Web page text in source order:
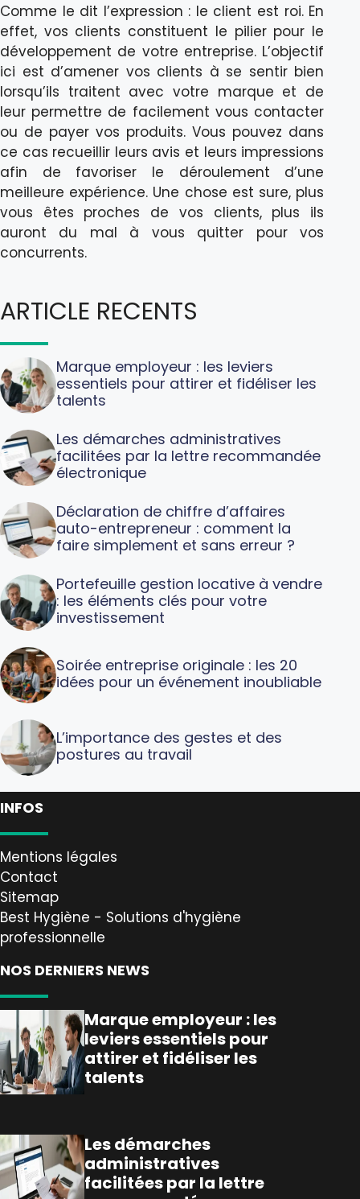
Comme le dit l’expression : le client est roi. En
effet, vos clients constituent le pilier pour le
développement de votre entreprise. L’objectif
ici est d’amener vos clients à se sentir bien
lorsqu’ils traitent avec votre marque et de
leur permettre de facilement vous contacter
ou de payer vos produits. Vous pouvez dans
ce cas recueillir leurs avis et leurs impressions
afin de favoriser le déroulement d’une
meilleure expérience. Une chose est sure, plus
vous êtes proches de vos clients, plus ils
auront du mal à vous quitter pour vos
concurrents.
ARTICLE RECENTS
Marque employeur : les leviers
essentiels pour attirer et fidéliser les
talents
Les démarches administratives
facilitées par la lettre recommandée
électronique
Déclaration de chiffre d’affaires
auto-entrepreneur : comment la
faire simplement et sans erreur ?
Portefeuille gestion locative à vendre
: les éléments clés pour votre
investissement
Soirée entreprise originale : les 20
idées pour un événement inoubliable
L’importance des gestes et des
postures au travail
INFOS
Mentions légales
Contact
Sitemap
Best Hygiène - Solutions d'hygiène
professionnelle
NOS DERNIERS NEWS
Marque employeur : les
leviers essentiels pour
attirer et fidéliser les
talents
Les démarches
administratives
facilitées par la lettre